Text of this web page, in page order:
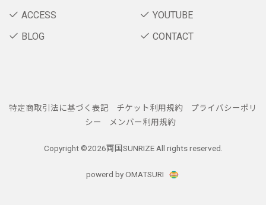
ACCESS
YOUTUBE
BLOG
CONTACT
特定商取引法に基づく表記 チケット利用規約
プライバシーポリ
シー
メンバー利用規約
Copyright ©2026両国SUNRIZE All rights reserved.
powerd by OMATSURI